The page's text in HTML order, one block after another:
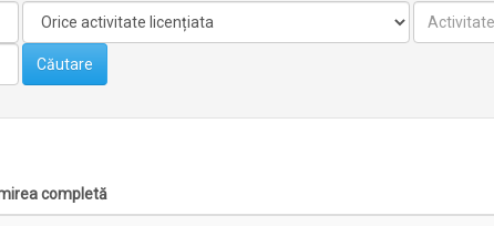
licentiata
nelicentiata
Căutare
completă